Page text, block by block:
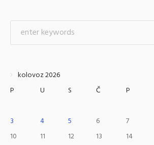
kolovoz 2026
P
U S Č P
3
4 5 6 7
10
11 12 13 14